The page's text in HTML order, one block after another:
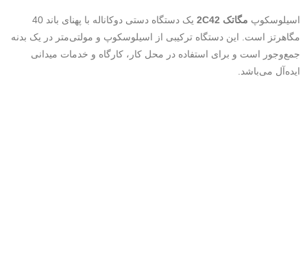
اسیلوسکوپ مگاتک 2C42
یک دستگاه دستی دوکاناله با پهنای باند 40
مگاهرتز است. این دستگاه ترکیبی از اسیلوسکوپ و مولتی‌متر در یک بدنه
جمع‌وجور است و برای استفاده در محل کار، کارگاه و خدمات میدانی
ایده‌آل می‌باشد.